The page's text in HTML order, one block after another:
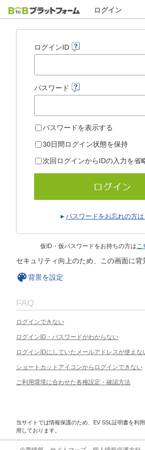
ログイン
ログインID
パスワード
パスワードを表示する
30日間ログイン状態を保持
次回ログインからIDの入力を省
パスワードをお忘れの方は
仮ID・仮パスワードをお持ちの方はこ
セキュリティ向上のため、この画面に背
背景を設定
FAQ
ログインできない
ログインID・パスワードがわからない
ログインIDにしていたメールアドレスが使えな
ショートカットアイコンからログインできない
ご利用環境に合わせた各種設定・確認方法
当サイトでは情報保護のため、EV SSL証明書を利
用しております。